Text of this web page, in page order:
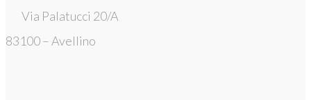
Via Palatucci 20/A
83100 – Avellino